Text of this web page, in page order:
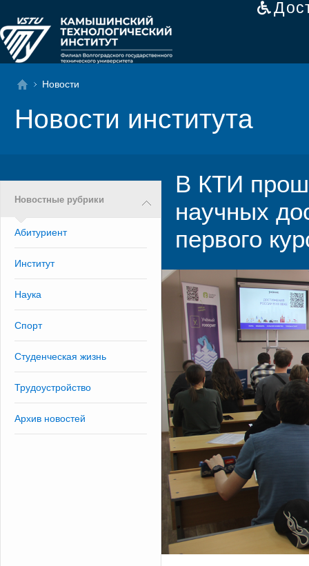
Новости
Новости института
Новостные рубрики
Абитуриент
Институт
Наука
Спорт
Студенческая жизнь
Трудоустройство
Архив новостей
В КТИ
научных
первого